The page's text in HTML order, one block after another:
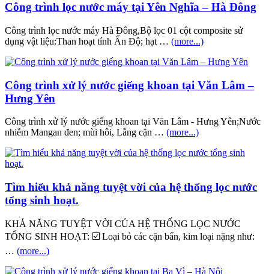
Công trình lọc nước máy tại Yên Nghĩa – Hà Đông
Công trình lọc nước máy Hà Đông,Bộ lọc 01 cột composite sử
dụng vật liệu:Than hoạt tính Ấn Độ; hạt … (more...)
Công trình xử lý nước giếng khoan tại Văn Lâm –
Hưng Yên
Công trình xử lý nước giếng khoan tại Văn Lâm - Hưng Yên;Nước
nhiễm Mangan đen; mùi hôi, Lắng cặn … (more...)
Tìm hiểu khả năng tuyệt vời của hệ thống lọc nước
tổng sinh hoạt.
KHẢ NĂNG TUYỆT VỜI CỦA HỆ THỐNG LỌC NƯỚC
TỔNG SINH HOẠT: ☑️ Loại bỏ các cặn bẩn, kim loại nặng như:
… (more...)